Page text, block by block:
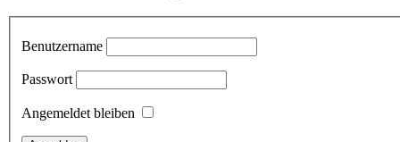
Benutzername
Passwort
Angemeldet bleiben